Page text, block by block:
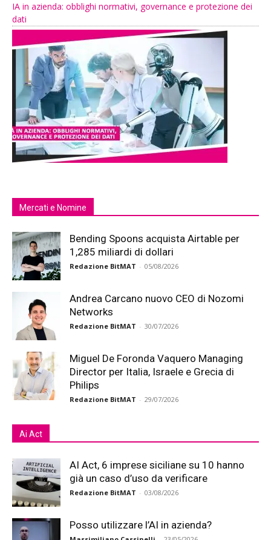
IA in azienda: obblighi normativi, governance e protezione dei
dati
Mercati e Nomine
Bending Spoons acquista Airtable per
1,285 miliardi di dollari
Redazione BitMAT - 05/08/2026
Andrea Carcano nuovo CEO di Nozomi
Networks
Redazione BitMAT - 30/07/2026
Miguel De Foronda Vaquero Managing
Director per Italia, Israele e Grecia di
Philips
Redazione BitMAT - 29/07/2026
Ai Act
AI Act, 6 imprese siciliane su 10 hanno
già un caso d’uso da verificare
Redazione BitMAT - 03/08/2026
Posso utilizzare l’AI in azienda?